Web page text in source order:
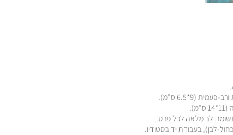
(9*6.5 ס"מ).
לב מלאה לכל פרט.
לבן), בעבודת יד בסטודיו.